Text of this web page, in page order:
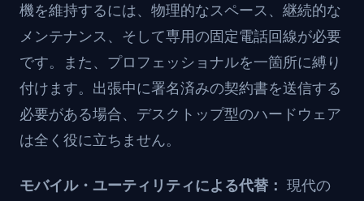
機を維持するには、物理的なスペース、継続的な
メンテナンス、そして専用の固定電話回線が必要
です。また、プロフェッショナルを一箇所に縛り
付けます。出張中に署名済みの契約書を送信する
必要がある場合、デスクトップ型のハードウェア
は全く役に立ちません。
モバイル・ユーティリティによる代替： 現代の